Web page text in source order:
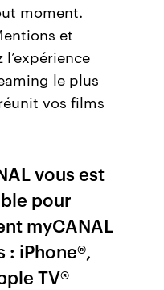
moment.
et
le plus
vos films
vous est
pour
myCANAL
: iPhone®,
TV®